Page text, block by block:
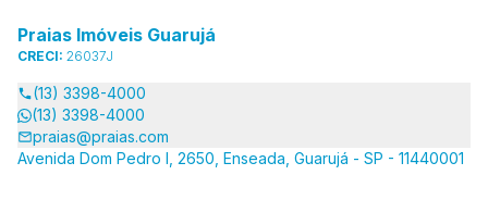
Praias Imóveis Guarujá
CRECI: 26037J
(13) 3398-4000
(13) 3398-4000
praias@praias.com
Avenida Dom Pedro I, 2650, Enseada, Guarujá - SP - 11440001